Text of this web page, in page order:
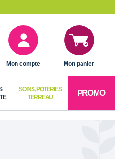
Mon compte Mon panier
SOINS, POTERIES
TERREAU
PROMO